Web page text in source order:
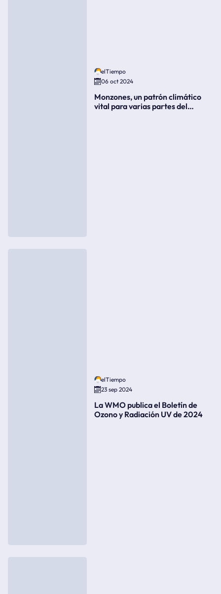
elTiempo
06 oct 2024
Monzones, un patrón climático
vital para varias partes del
elTiempo
23 sep 2024
La WMO publica el Boletín de
Ozono y Radiación UV de 2024